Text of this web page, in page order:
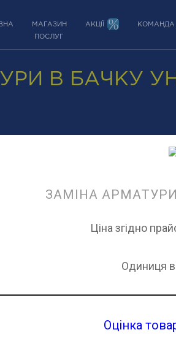
МАГАЗИН
ПОСЛУГ
АКЦІЇ КОМАНДА
В БАЧКУ
ЗАМІНА
Ціна згідно
Одиниця
Оцінка